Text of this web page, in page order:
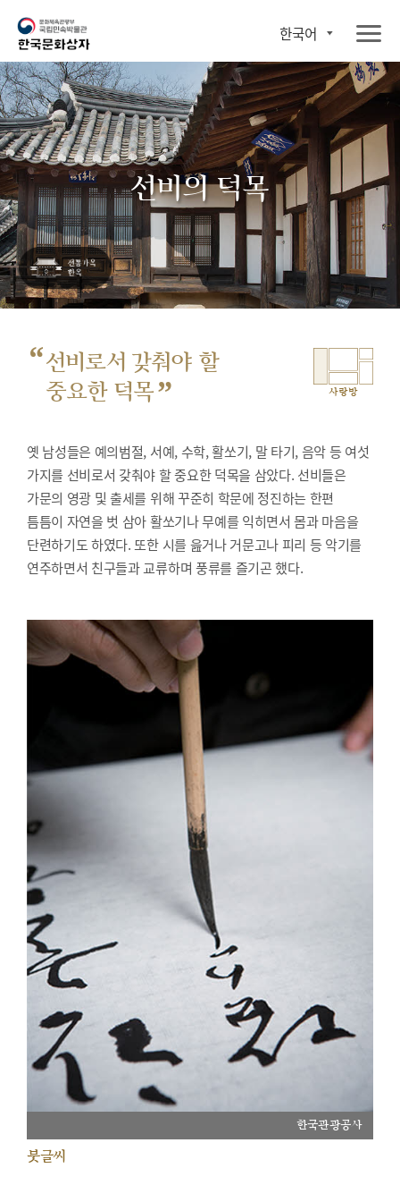
한국어
선비의 덕목
“선비로서 갖춰야 할
중요한 덕목” 사랑방
옛 남성들은 예의범절, 서예, 수학, 활쏘기, 말 타기, 음악 등 여섯
가지를 선비로서 갖춰야 할 중요한 덕목을 삼았다. 선비들은
가문의 영광 및 출세를 위해 꾸준히 학문에 정진하는 한편
틈틈이 자연을 벗 삼아 활쏘기나 무예를 익히면서 몸과 마음을
단련하기도 하였다. 또한 시를 읊거나 거문고나 피리 등 악기를
연주하면서 친구들과 교류하며 풍류를 즐기곤 했다.
한국관광공사
붓글씨